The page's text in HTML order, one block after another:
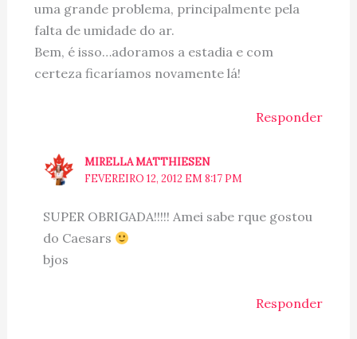
uma grande problema, principalmente pela
falta de umidade do ar.
Bem, é isso…adoramos a estadia e com
certeza ficaríamos novamente lá!
Responder
MIRELLA MATTHIESEN
FEVEREIRO 12, 2012 EM 8:17 PM
SUPER OBRIGADA!!!!! Amei sabe rque gostou
do Caesars
bjos
Responder